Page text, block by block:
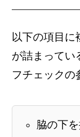
以下の項目に
が詰まってい
フチェックの
脇の下